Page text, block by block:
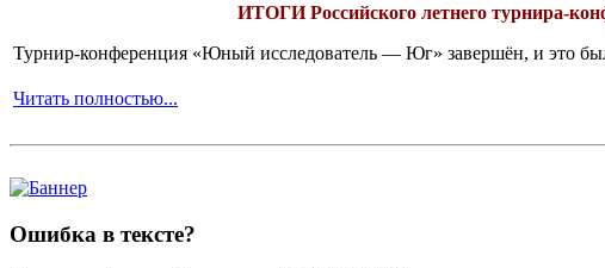
ИТОГИРоссийского летнего турнира-
Турнир-конференция «Юный исследователь — Юг» завершён, и это
Читать полностью...
Ошибка в тексте?